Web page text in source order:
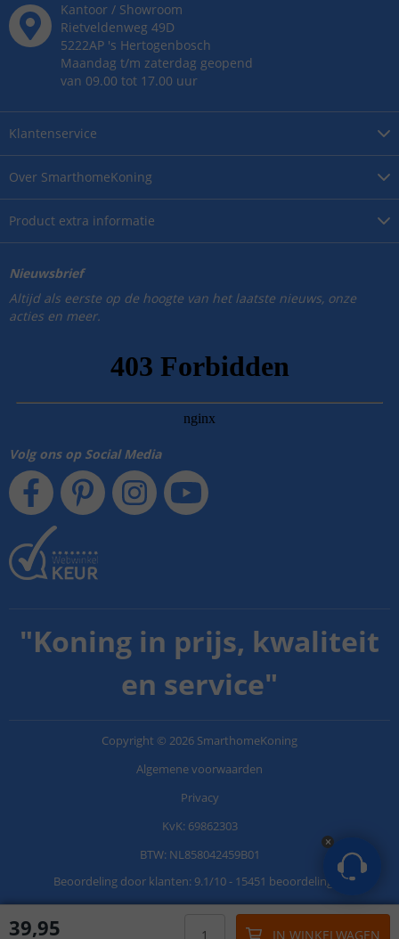
39,95 IN WINKELWAGEN
Over SmarthomeKoning
Product extra informatie
Klantenservice
Kantoor / Showroom
Rietveldenweg 49D
5222AP 's Hertogenbosch
Maandag t/m zaterdag geopend
van 09.00 tot 17.00 uur
Nieuwsbrief
Altijd als eerste op de hoogte van het laatste nieuws, onze
acties en meer.
Volg ons op Social Media
"Koning in prijs, kwaliteit
en service"
Copyright © 2026 SmarthomeKoning
Algemene voorwaarden
Privacy
KvK: 69862303
BTW: NL858042459B01
Beoordeling door klanten: 9.1/10- 15451 beoordelingen